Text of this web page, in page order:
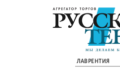
ЛАВРЕНТИЯ